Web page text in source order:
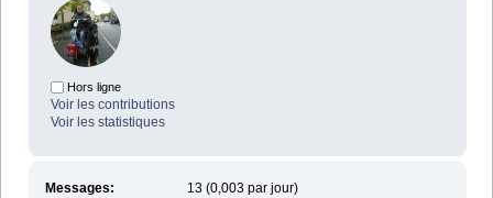
Hors ligne
Voir les contributions
Voir les statistiques
Messages:
13 (0,003 par jour)